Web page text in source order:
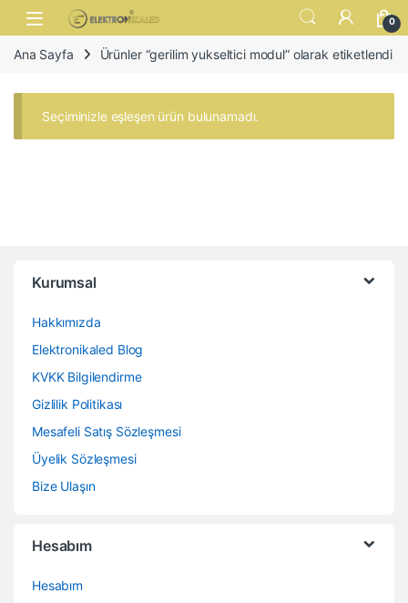
Skip to navigation
Skip to content
Open 0
Ana Sayfa Ürünler “gerilim yukseltici modul” olarak etiketlendi
Seçiminizle eşleşen ürün bulunamadı.
Kurumsal
Hakkımızda
Elektronikaled Blog
KVKK Bilgilendirme
Gizlilik Politikası
Mesafeli Satış Sözleşmesi
Üyelik Sözleşmesi
Bize Ulaşın
Hesabım
Hesabım